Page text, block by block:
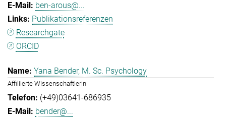
ben-arous@...
Publikationsreferenzen
Researchgate
ORCID
Yana Bender, M. Sc. Psychology
Affiliierte Wissenschaftlerin
(+49)03641-686935
bender@...